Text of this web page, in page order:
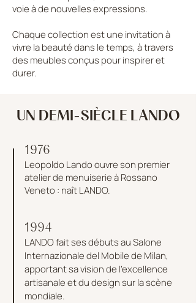
voie à de nouvelles expressions.
Chaque collection est une invitation à
vivre la beauté dans le temps, à travers
des meubles conçus pour inspirer et
durer.
UN DEMI-SIÈCLE LANDO
1976
Leopoldo Lando ouvre son premier
atelier de menuiserie à Rossano
Veneto : naît LANDO.​
1994
LANDO fait ses débuts au Salone
Internazionale del Mobile de Milan,
apportant sa vision de l'excellence
artisanale et du design sur la scène
mondiale.